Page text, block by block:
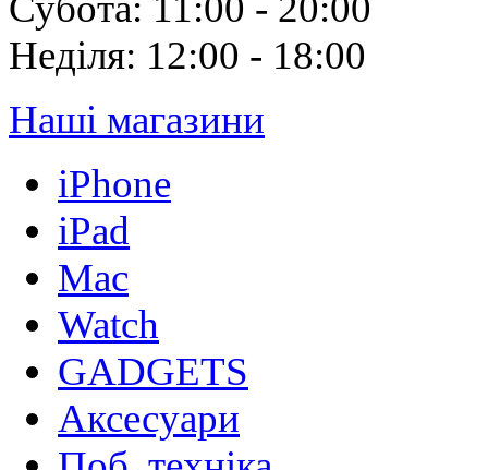
Неділя: 12:00 - 18:00
Наші магазини
iPhone
iPad
Mac
Watch
GADGETS
Аксесуари